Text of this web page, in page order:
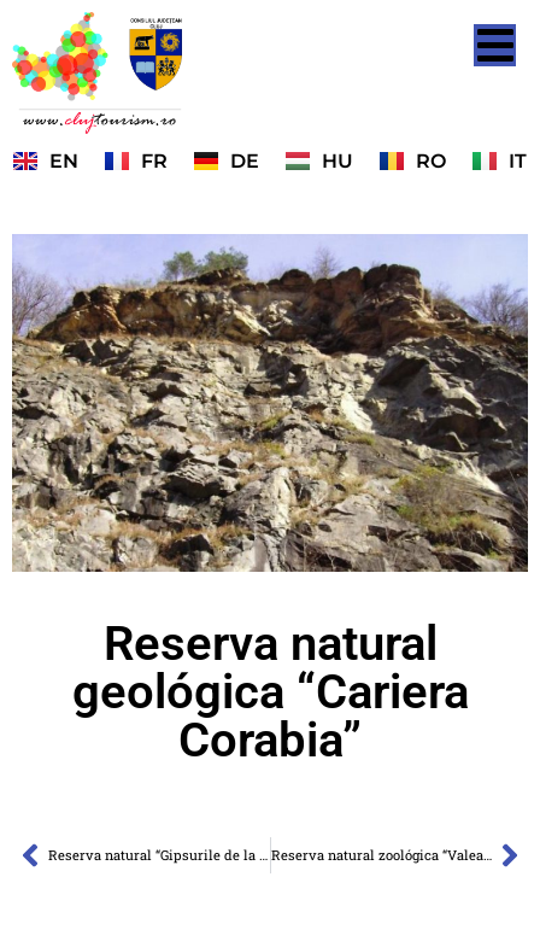
EN FR DE HU RO IT
Reserva natural
geológica “Cariera
Corabia”
Reserva natural “Gipsurile de la Leghia” Reserva natural zoológica “Valea Legiilor”